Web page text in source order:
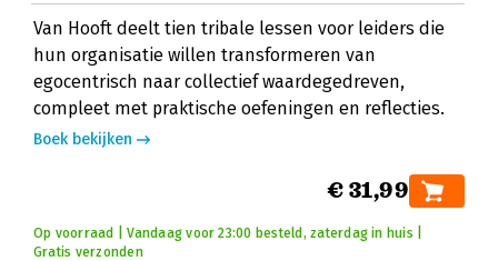
Van Hooft deelt tien tribale lessen voor leiders die
hun organisatie willen transformeren van
egocentrisch naar collectief waardegedreven,
compleet met praktische oefeningen en reflecties.
Boek bekijken
€ 31,99
Op voorraad | Vandaag voor 23:00 besteld, zaterdag in huis |
Gratis verzonden